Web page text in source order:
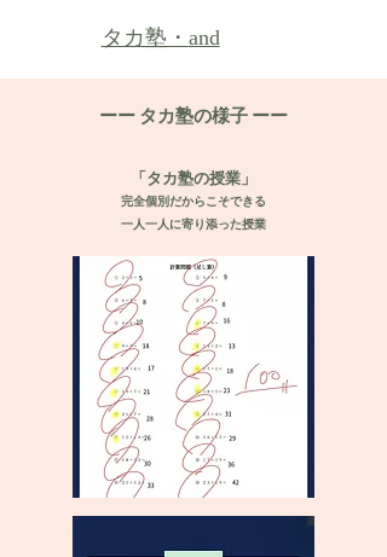
タカ塾・and
ーー タカ塾の様子 ーー
「タカ塾の授業」
​完全個別だからこそできる
​一人一人に寄り添った授業